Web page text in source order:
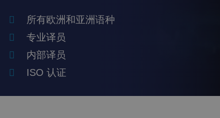
所有欧洲和亚洲语种
专业译员
内部译员
ISO 认证